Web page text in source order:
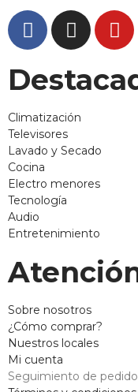
Climatización
Televisores
Lavado y Secado
Cocina
Electro menores
Tecnología
Audio
Entretenimiento
Sobre nosotros
¿Cómo comprar?
Nuestros locales
Mi cuenta
Seguimiento de